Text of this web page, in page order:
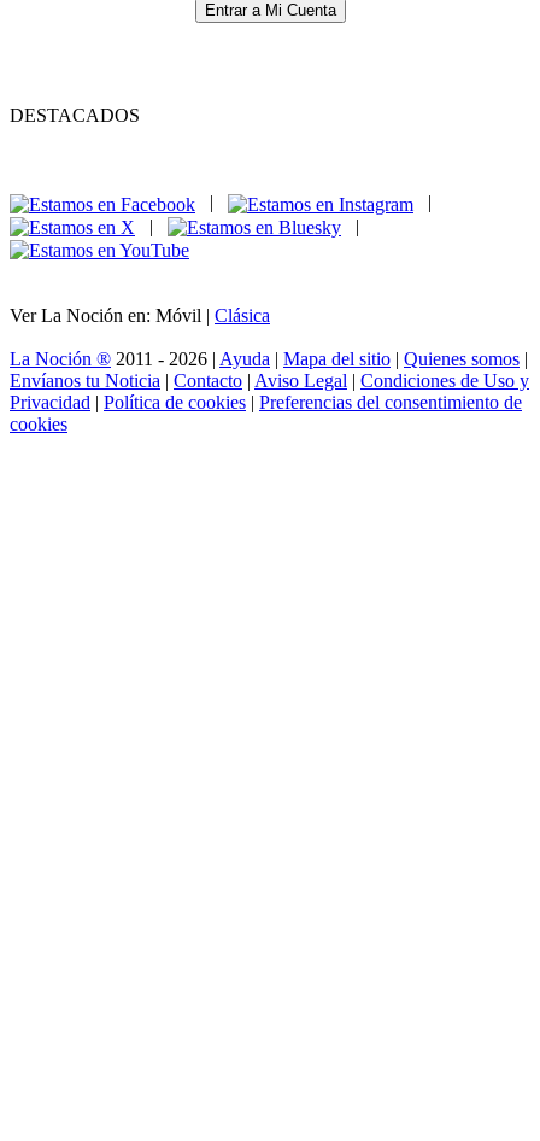
Entrar a Mi Cuenta
DESTACADOS
|
|
Ver La Noción en: Móvil | Clásica
La Noción ® 2011 - 2026 | Ayuda | Mapa del sitio | Quienes somos |
Envíanos tu Noticia | Contacto | Aviso Legal | Condiciones de Uso y
Privacidad | Política de cookies | Preferencias del consentimiento de
cookies